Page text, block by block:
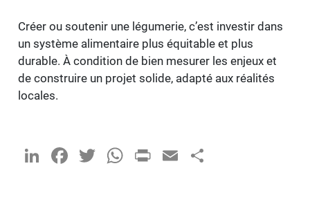
Créer ou soutenir une légumerie, c’est investir dans
un système alimentaire plus équitable et plus
durable. À condition de bien mesurer les enjeux et
de construire un projet solide, adapté aux réalités
locales.
LinkedIn
Facebook
Twitter
WhatsApp
PrintFriendly
Email